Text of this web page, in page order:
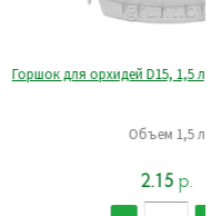
прозрачный, РФ